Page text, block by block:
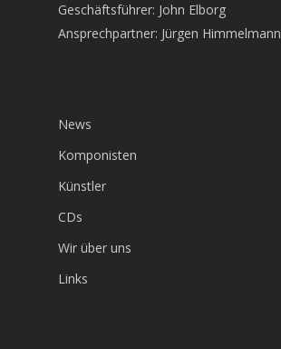
Geschäftsführer: John Elborg
Ansprechpartner: Jürgen Himmelmann
News
Komponisten
Künstler
CDs
Wir über uns
Links